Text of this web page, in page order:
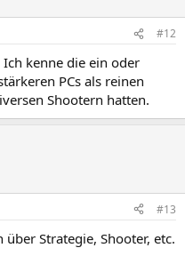
#12
kenne die ein oder
PCs als reinen
Shootern hatten.
#13
über Strategie, Shooter, etc.